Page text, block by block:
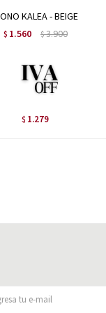
KALEA - BEIGE
$ 1.560 $3.900
$ 1.279